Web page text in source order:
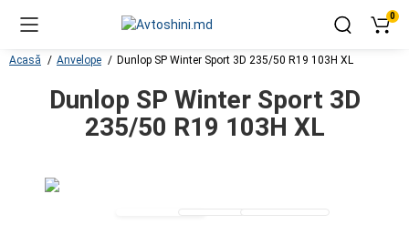
0
Acasă Anvelope Dunlop SP Winter Sport 3D 235/50 R19 103H XL
Dunlop SP Winter Sport 3D
235/50 R19 103H XL